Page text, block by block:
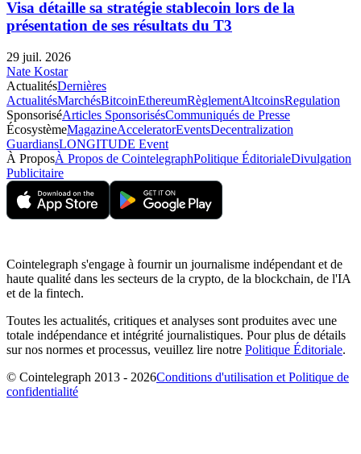
Visa détaille sa stratégie stablecoin lors de la
présentation de ses résultats du T3
29 juil. 2026
Nate Kostar
ActualitésDernières
ActualitésMarchésBitcoinEthereumRèglementAltcoinsRegulation
SponsoriséArticles SponsorisésCommuniqués de Presse
ÉcosystèmeMagazineAcceleratorEventsDecentralization
GuardiansLONGITUDE Event
À ProposÀ Propos de CointelegraphPolitique ÉditorialeDivulgation
Publicitaire
Cointelegraph s'engage à fournir un journalisme indépendant et de
haute qualité dans les secteurs de la crypto, de la blockchain, de l'IA
et de la fintech.
Toutes les actualités, critiques et analyses sont produites avec une
totale indépendance et intégrité journalistiques. Pour plus de détails
sur nos normes et processus, veuillez lire notre Politique Éditoriale.
© Cointelegraph 2013 - 2026Conditions d'utilisation et Politique de
confidentialité